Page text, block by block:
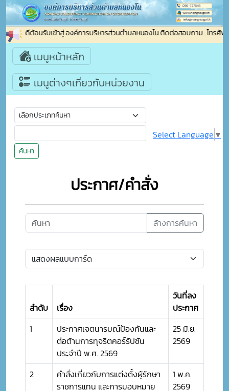
ยินดีต้อนรับเข้าสู่ องค์การบริหารส่วนตำบลหนองโน ติดต่อสอบถาม : โทรศัพท์
เมนูหน้าหลัก
เมนูต่างๆเกี่ยวกับหน่วยงาน
ค้นหา
Select Language ▼
ประกาศ/คำสั่ง
ล้างการค้นหา
ลำดับ เรื่อง
วันที่ลง
ประกาศ
1
ประกาศเจตนารมณ์ป้องกันและ
ต่อต้านการทุจริตคอร์รัปชัน
ประจำปี พ.ศ. 2569
25 มิ.ย.
2569
2
คำสั่งเกี่ยวกับการแต่งตั้งผู้รักษา
ราชการแทน และการมอบหมาย
1 พ.ค.
2569